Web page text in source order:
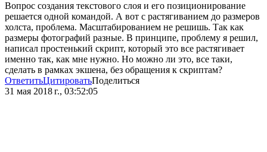
Вопрос создания текстового слоя и его позиционирование
решается одной командой. А вот с растягиванием до размеров
холста, проблема. Масштабированием не решишь. Так как
размеры фотографий разные. В принципе, проблему я решил,
написал простенький скрипт, который это все растягивает
именно так, как мне нужно. Но можно ли это, все таки,
сделать в рамках экшена, без обращения к скриптам?
ОтветитьЦитироватьПоделиться
31 мая 2018 г., 03:52:05